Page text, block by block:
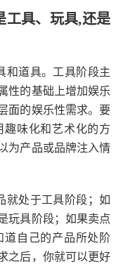
工具、玩具,还是
和道具。工具阶段主
性的基础上增加娱乐
面的娱乐性需求。要
趣味化和艺术化的方
为产品或品牌注入情
就处于工具阶段；如
玩具阶段；如果卖点
道自己的产品所处阶
之后，你就可以更好